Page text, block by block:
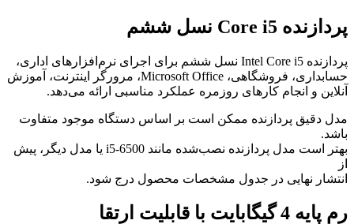
پردازنده Core i5 نسل ششم
پردازنده Intel Core i5 نسل ششم برای اجرای نرم‌افزارهای اداری،
حسابداری، فروشگاهی، Microsoft Office، مرورگر اینترنت، آموزش
آنلاین و انجام کارهای روزمره عملکرد مناسبی ارائه می‌دهد.
مدل دقیق پردازنده ممکن است بر اساس دستگاه موجود متفاوت
باشد.
بهتر است مدل پردازنده نصب‌شده مانند i5-6500 یا مدل دیگر، پیش
از
انتشار نهایی در جدول مشخصات محصول درج شود.
رم پایه 4 گیگابایت با قابلیت ارتقا